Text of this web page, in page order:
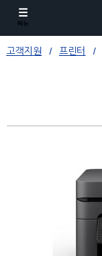
메뉴
고객지원 프린터